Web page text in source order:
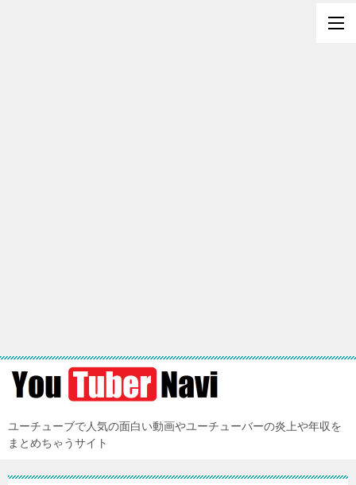
ユーチューブで人気の面白い動画やユーチューバーの炎上や年収を
まとめちゃうサイト